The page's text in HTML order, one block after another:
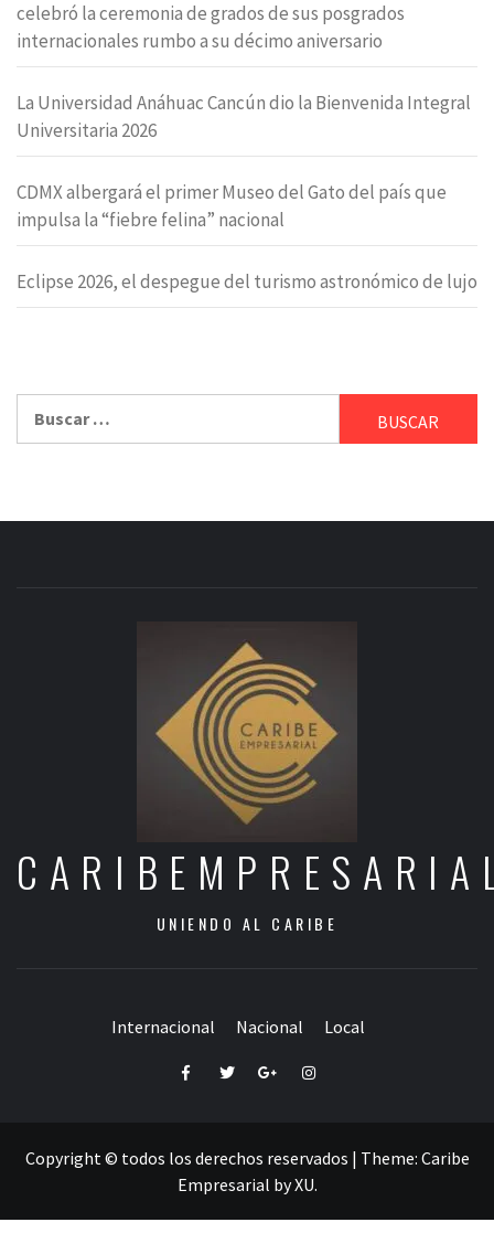
celebró la ceremonia de grados de sus posgrados
internacionales rumbo a su décimo aniversario
La Universidad Anáhuac Cancún dio la Bienvenida Integral
Universitaria 2026
CDMX albergará el primer Museo del Gato del país que
impulsa la “fiebre felina” nacional
Eclipse 2026, el despegue del turismo astronómico de lujo
UNIENDO AL CARIBE
Internacional Nacional Local
FacebookTwitterGoogle+Instagram
Copyright © todos los derechos reservados | Theme: Caribe
Empresarial byXU.